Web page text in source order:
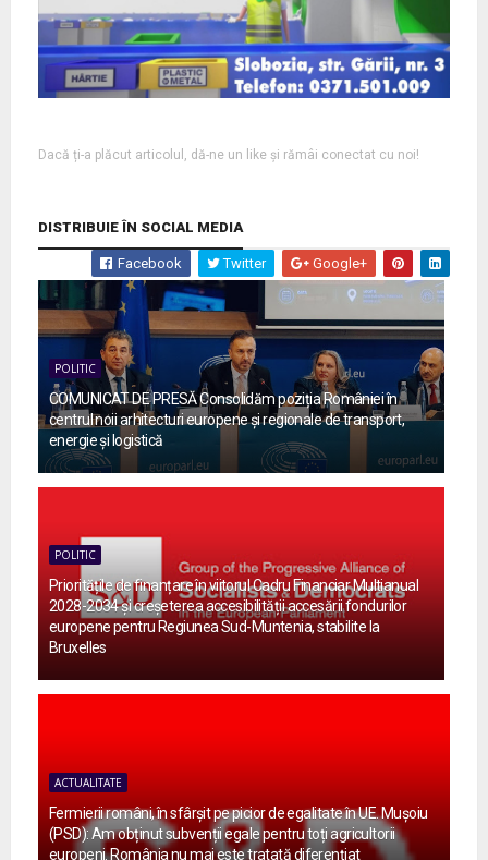
Dacă ți-a plăcut articolul, dă-ne un like și rămâi conectat cu noi!
DISTRIBUIE ÎN SOCIAL MEDIA
Facebook Twitter Google+
POLITIC
COMUNICAT DE PRESĂ Consolidăm poziția României în
centrul noii arhitecturi europene și regionale de transport,
energie și logistică
POLITIC
Prioritățile de finanțare în viitorul Cadru Financiar Multianual
2028-2034 și creșeterea accesibilității accesării fondurilor
europene pentru Regiunea Sud-Muntenia, stabilite la
Bruxelles
ACTUALITATE
Fermierii români, în sfârșit pe picior de egalitate în UE. Mușoiu
(PSD): Am obținut subvenții egale pentru toți agricultorii
europeni. România nu mai este tratată diferențiat